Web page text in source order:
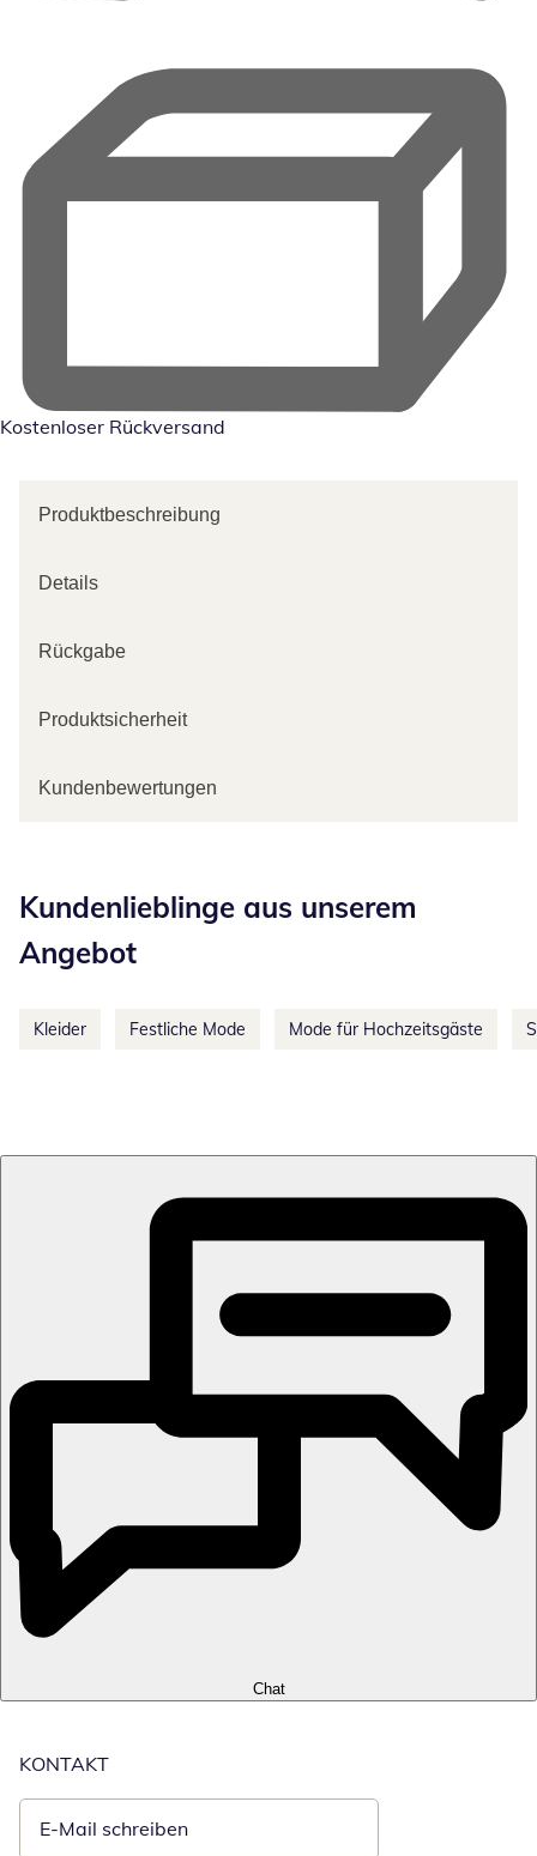
Kostenloser Rückversand
Produktbeschreibung
Details
Rückgabe
Produktsicherheit
Kundenbewertungen
Kundenlieblinge aus unserem
Angebot
Kleider Festliche Mode Mode für Hochzeitsgäste
Chat
KONTAKT
E-Mail schreiben
Öffnet E-Mail-Client